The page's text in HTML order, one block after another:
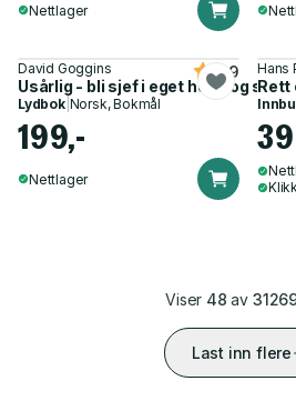
Nettlager
David Goggins
Usårlig - bli sjef i eget hode og slå
4.9
Lydbok| Norsk, Bokmål
199,-
Nettlager
Hans
Rett
Viser 48 av
Last inn flere